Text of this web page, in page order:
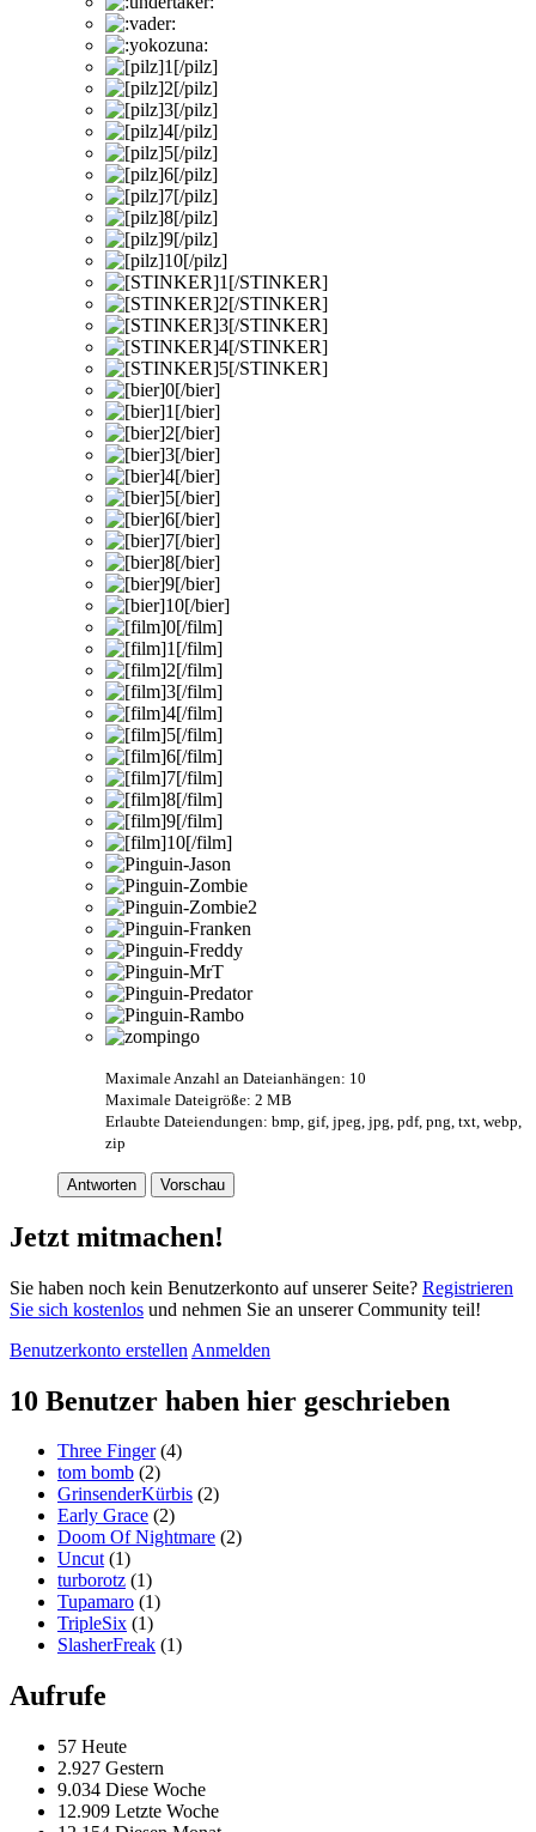
Maximale Anzahl an Dateianhängen: 10
Maximale Dateigröße: 2 MB
Erlaubte Dateiendungen: bmp, gif, jpeg, jpg, pdf, png, txt, webp,
zip
Antworten Vorschau
Jetzt mitmachen!
Sie haben noch kein Benutzerkonto auf unserer Seite? Registrieren
Sie sich kostenlos und nehmen Sie an unserer Community teil!
Benutzerkonto erstellen Anmelden
10 Benutzer haben hier geschrieben
Three Finger(4)
tom bomb (2)
GrinsenderKürbis (2)
Early Grace (2)
Doom Of Nightmare (2)
Uncut(1)
turborotz (1)
Tupamaro (1)
TripleSix (1)
SlasherFreak (1)
Aufrufe
57 Heute
2.927 Gestern
9.034 Diese Woche
12.909 Letzte Woche